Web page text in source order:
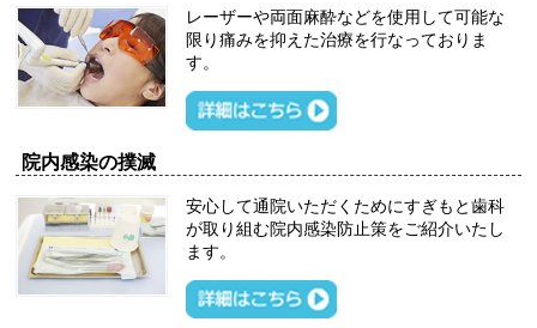
レーザーや両面麻酔などを使用して可能な
限り痛みを抑えた治療を行なっておりま
す。
院内感染の撲滅
安心して通院いただくためにすぎもと歯科
が取り組む院内感染防止策をご紹介いたし
ます。